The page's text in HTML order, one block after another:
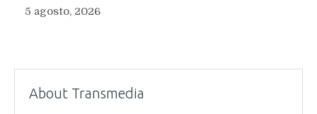
5 agosto, 2026
About Transmedia